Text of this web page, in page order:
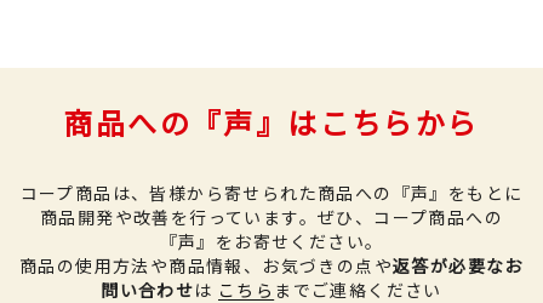
商品への『声』はこちらから
コープ商品は、皆様から寄せられた商品への『声』をもとに
商品開発や改善を行っています。 ぜひ、コープ商品への
『声』をお寄せください。
商品の使用方法や商品情報、お気づきの点や返答が必要なお
問い合わせは こちら までご連絡ください